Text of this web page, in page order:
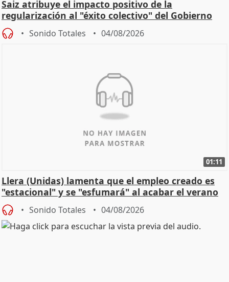
Saiz atribuye el impacto positivo de la
regularización al "éxito colectivo" del Gobierno
Sonido Totales 04/08/2026
01:11
Llera (Unidas) lamenta que el empleo creado es
"estacional" y se "esfumará" al acabar el verano
Sonido Totales 04/08/2026